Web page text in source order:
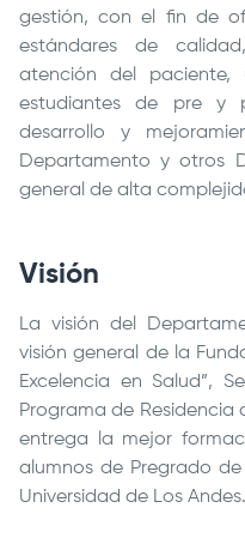
gestión, con el fin de
estándares de
atención del paciente,
estudiantes de pre y
desarrollo y
Departamento y otros
general de alta
Visión
La visión del
visión general de la
Excelencia en Salud”,
Programa de Residencia
entrega la mejor
alumnos de Pregrado
Universidad de Los Andes.